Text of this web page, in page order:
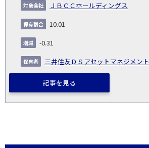
ＪＢＣＣホールディングス
10.01
-0.31
三井住友ＤＳアセットマネジメント
記事を見る